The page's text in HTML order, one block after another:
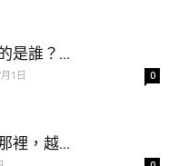
是誰？...
1日 0
裡，越...